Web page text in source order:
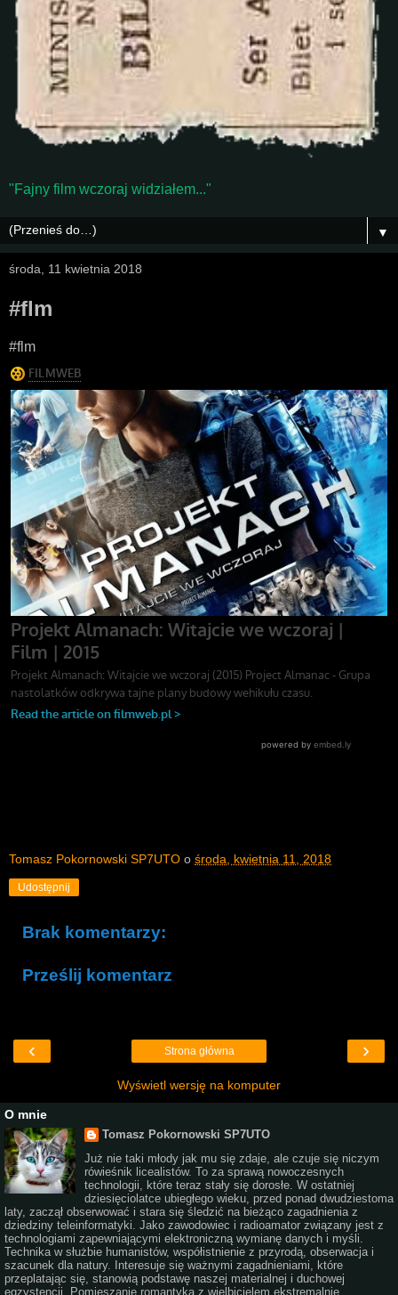
"Fajny film wczoraj widziałem..."
▼
środa, 11 kwietnia 2018
#flm
#flm
Tomasz Pokornowski SP7UTO o środa, kwietnia 11, 2018
Udostępnij
Brak komentarzy:
Prześlij komentarz
‹ ›
Strona główna
Wyświetl wersję na komputer
O mnie
Tomasz Pokornowski SP7UTO
Już nie taki młody jak mu się zdaje, ale czuje się niczym
rówieśnik licealistów. To za sprawą nowoczesnych
technologii, które teraz stały się dorosłe. W ostatniej
dziesięciolatce ubiegłego wieku, przed ponad dwudziestoma
laty, zaczął obserwować i stara się śledzić na bieżąco zagadnienia z
dziedziny teleinformatyki. Jako zawodowiec i radioamator związany jest z
technologiami zapewniającymi elektroniczną wymianę danych i myśli.
Technika w służbie humanistów, współistnienie z przyrodą, obserwacja i
szacunek dla natury. Interesuje się ważnymi zagadnieniami, które
przeplatając się, stanowią podstawę naszej materialnej i duchowej
egzystencji. Pomieszanie romantyka z wielbicielem ekstremalnie